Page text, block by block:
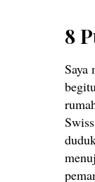
8
Saya